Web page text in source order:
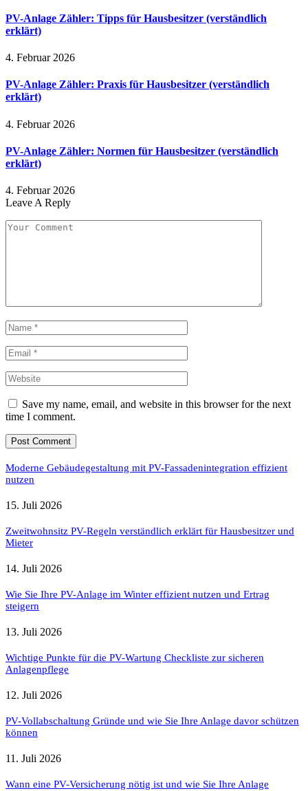
PV-Anlage Zähler: Tipps für Hausbesitzer (verständlich
erklärt)
4. Februar 2026
PV-Anlage Zähler: Praxis für Hausbesitzer (verständlich
erklärt)
4. Februar 2026
PV-Anlage Zähler: Normen für Hausbesitzer (verständlich
erklärt)
4. Februar 2026
Leave A Reply
Save my name, email, and website in this browser for the next
time I comment.
Moderne Gebäudegestaltung mit PV-Fassadenintegration effizient
nutzen
15. Juli 2026
Zweitwohnsitz PV-Regeln verständlich erklärt für Hausbesitzer und
Mieter
14. Juli 2026
Wie Sie Ihre PV-Anlage im Winter effizient nutzen und Ertrag
steigern
13. Juli 2026
Wichtige Punkte für die PV-Wartung Checkliste zur sicheren
Anlagenpflege
12. Juli 2026
PV-Vollabschaltung Gründe und wie Sie Ihre Anlage davor schützen
können
11. Juli 2026
Wann eine PV-Versicherung nötig ist und wie Sie Ihre Anlage